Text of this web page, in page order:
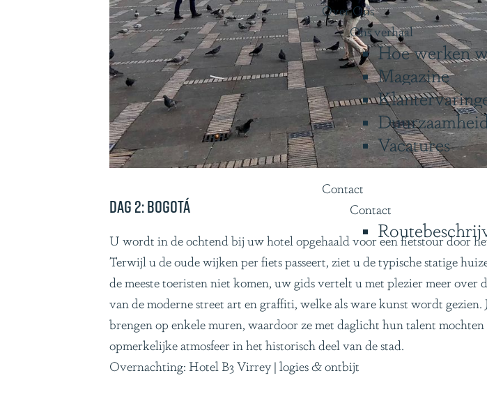
Over Ons
Ons verhaal
Hoe werken
Magazine
Vacatures
Contact
Contact
Dag 2: Bogotá
U wordt in de ochtend bij uw hotel opgehaald voor een fietstour door
Terwijl u de oude wijken per fiets passeert, ziet u de typische statige
de meeste toeristen niet komen, uw gids vertelt u met plezier meer
van de moderne street art en graffiti, welke als ware kunst wordt
brengen op enkele muren, waardoor ze met daglicht hun talent
opmerkelijke atmosfeer in het historisch deel van de stad.
Overnachting: Hotel B3 Virrey | logies & ontbijt